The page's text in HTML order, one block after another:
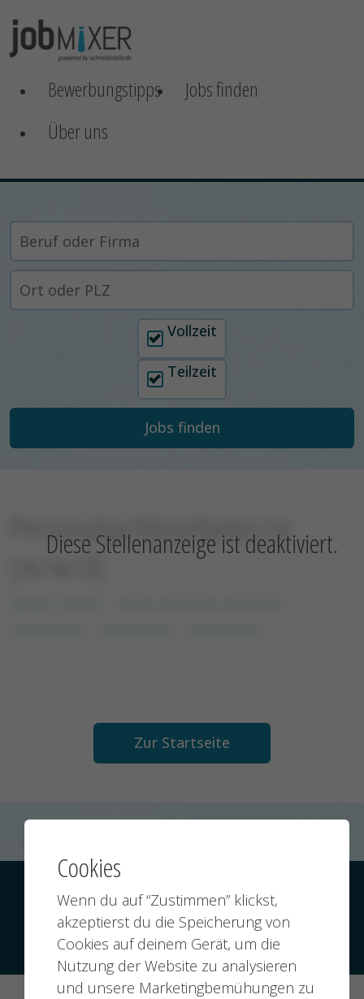
Bewerbungstipps
Jobs finden
Über uns
Arbeitszeit auswählen
Vollzeit
Teilzeit
Diese Stellenanzeige ist deaktiviert.
Personalsachbearbeiter/in
(m/w/d)
Zur Startseite
© 2026 jobMIXER.de, alle Rechte vorbehalten
Cookies
Wenn du auf “Zustimmen” klickst,
akzeptierst du die Speicherung von
Cookies auf deinem Gerät, um die
Nutzung der Website zu analysieren
und unsere Marketingbemühungen zu